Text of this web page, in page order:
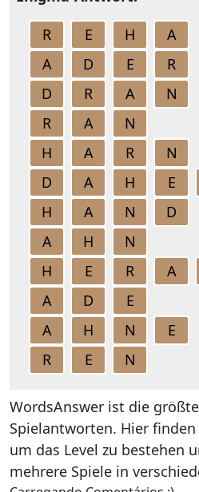
R
E H
A
A
D E
R
D
R A
N
R
A
N
H
A R
N
D
A H E
H
A N
D
A
H
N
H
E R A
A
D
E
A
H N
E
R
E N
WordsAnswer ist die
Spielantworten. Hier
um das Level zu bestehen
mehrere Spiele in